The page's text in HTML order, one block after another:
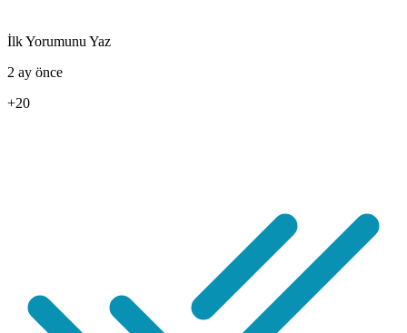
İlk Yorumunu Yaz
2 ay önce
+20